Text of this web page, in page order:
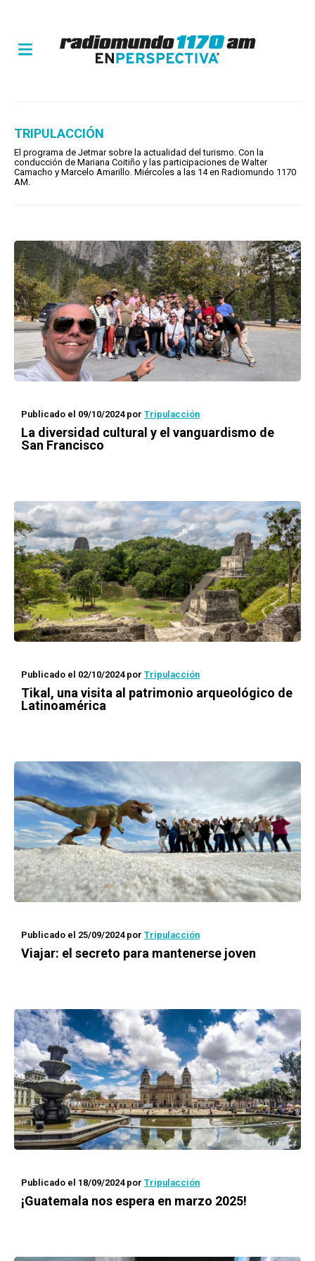
TRIPULACCIÓN
El programa de Jetmar sobre la actualidad del turismo. Con la
conducción de Mariana Coitiño y las participaciones de Walter
Camacho y Marcelo Amarillo. Miércoles a las 14 en Radiomundo 1170
AM.
Publicado el 09/10/2024por Tripulacción
La diversidad cultural y el vanguardismo de
San Francisco
Publicado el 02/10/2024por Tripulacción
Tikal, una visita al patrimonio arqueológico de
Latinoamérica
Publicado el 25/09/2024por Tripulacción
Viajar: el secreto para mantenerse joven
Publicado el 18/09/2024por Tripulacción
¡Guatemala nos espera en marzo 2025!